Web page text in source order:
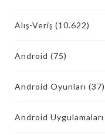
Alış-Veriş (10.622)
Android (75)
Android Oyunları (37)
Android Uygulamaları